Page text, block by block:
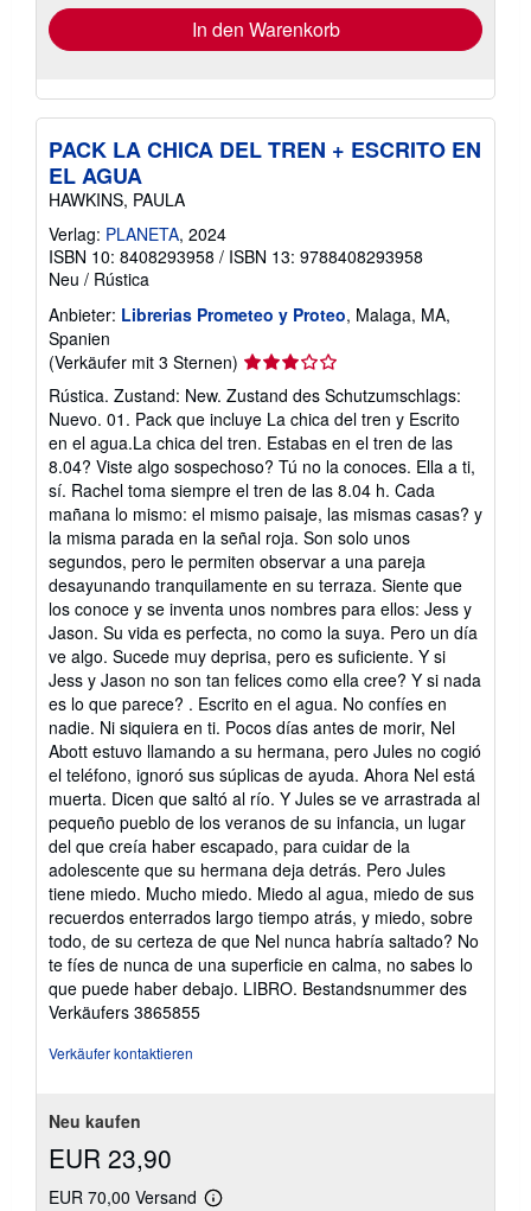
In den Warenkorb
PACK LA CHICA DEL TREN + ESCRITO EN
EL AGUA
HAWKINS, PAULA
Verlag: PLANETA, 2024
ISBN 10: 8408293958 / ISBN 13: 9788408293958
Neu / Rústica
Anbieter: Librerias Prometeo y Proteo, Malaga, MA,
Spanien
(Verkäufer mit 3 Sternen) Verkäuferbewertung
von
5
Sternen
Rústica. Zustand: New. Zustand des Schutzumschlags:
Nuevo. 01. Pack que incluye La chica del tren y Escrito
en el agua.La chica del tren. Estabas en el tren de las
8.04? Viste algo sospechoso? Tú no la conoces. Ella a ti,
sí. Rachel toma siempre el tren de las 8.04 h. Cada
mañana lo mismo: el mismo paisaje, las mismas casas? y
la misma parada en la señal roja. Son solo unos
segundos, pero le permiten observar a una pareja
desayunando tranquilamente en su terraza. Siente que
los conoce y se inventa unos nombres para ellos: Jess y
Jason. Su vida es perfecta, no como la suya. Pero un día
ve algo. Sucede muy deprisa, pero es suficiente. Y si
Jess y Jason no son tan felices como ella cree? Y si nada
es lo que parece? . Escrito en el agua. No confíes en
nadie. Ni siquiera en ti. Pocos días antes de morir, Nel
Abott estuvo llamando a su hermana, pero Jules no cogió
el teléfono, ignoró sus súplicas de ayuda. Ahora Nel está
muerta. Dicen que saltó al río. Y Jules se ve arrastrada al
pequeño pueblo de los veranos de su infancia, un lugar
del que creía haber escapado, para cuidar de la
adolescente que su hermana deja detrás. Pero Jules
tiene miedo. Mucho miedo. Miedo al agua, miedo de sus
recuerdos enterrados largo tiempo atrás, y miedo, sobre
todo, de su certeza de que Nel nunca habría saltado? No
te fíes de nunca de una superficie en calma, no sabes lo
que puede haber debajo. LIBRO. Bestandsnummer des
Verkäufers 3865855
Verkäufer kontaktieren
Neu kaufen
EUR 23,90
EUR 70,00 Versand
Weitere